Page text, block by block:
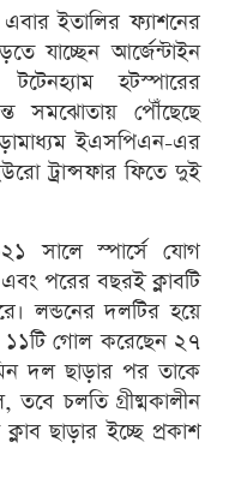
ইতালির ফ্যাশনের
যাচ্ছেন আর্জেন্টাইন
টটেনহ্যাম হটস্পারের
সমঝোতায় পৌঁছেছে
ইএসপিএন-এর
ট্রান্সফার ফিতে দুই
সালে স্পার্সে যোগ
পরের বছরই ক্লাবটি
লন্ডনের দলটির হয়ে
১১টি গোল করেছেন ২৭
দল ছাড়ার পর তাকে
তবে চলতি গ্রীষ্মকালীন
ছাড়ার ইচ্ছে প্রকাশ